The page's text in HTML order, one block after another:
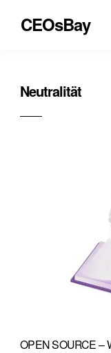
CEOsBay
Neutralität
OPEN SOURCE –